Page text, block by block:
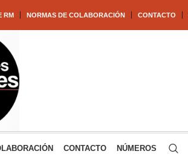
RM NORMAS DE COLABORACIÓN CONTACTO
CONTACTO NÚMEROS